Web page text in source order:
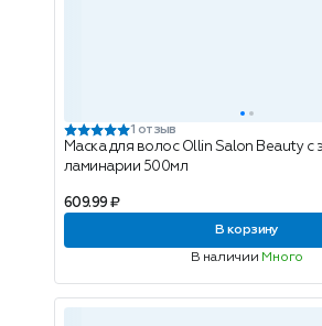
1 отзыв
Маска для волос Ollin Salon Beauty с
ламинарии 500мл
609.99 ₽
В корзину
В наличии Много